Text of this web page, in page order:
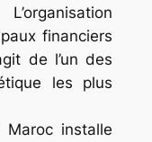
financiers
de l’un des
les plus
installe